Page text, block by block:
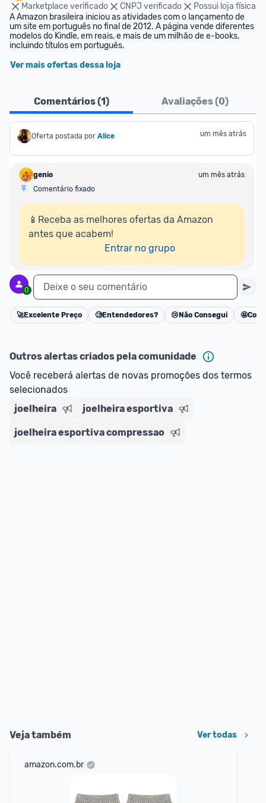
Marketplace verificado
CNPJ verificado
Possui loja física
A Amazon brasileira iniciou as atividades com o lançamento de
um site em português no final de 2012. A página vende diferentes
modelos do Kindle, em reais, e mais de um milhão de e-books,
incluindo títulos em português.
Ver mais ofertas dessa loja
Comentários (1) Avaliações (0)
Oferta postada por Alice um mês atrás
genio
um mês atrás
Comentário fixado
📱Receba as melhores ofertas da Amazon
antes que acabem!
Entrar no grupo
0 Deixe o seu comentário
Cancelar
🚀Excelente Preço 🧐Entendedores? 😢 Não Consegui 🤩
Outros alertas criados pela comunidade
Você receberá alertas de novas promoções dos termos
selecionados
joelheira
joelheira esportiva
joelheira esportiva compressao
Veja também Ver todas
amazon.com.br